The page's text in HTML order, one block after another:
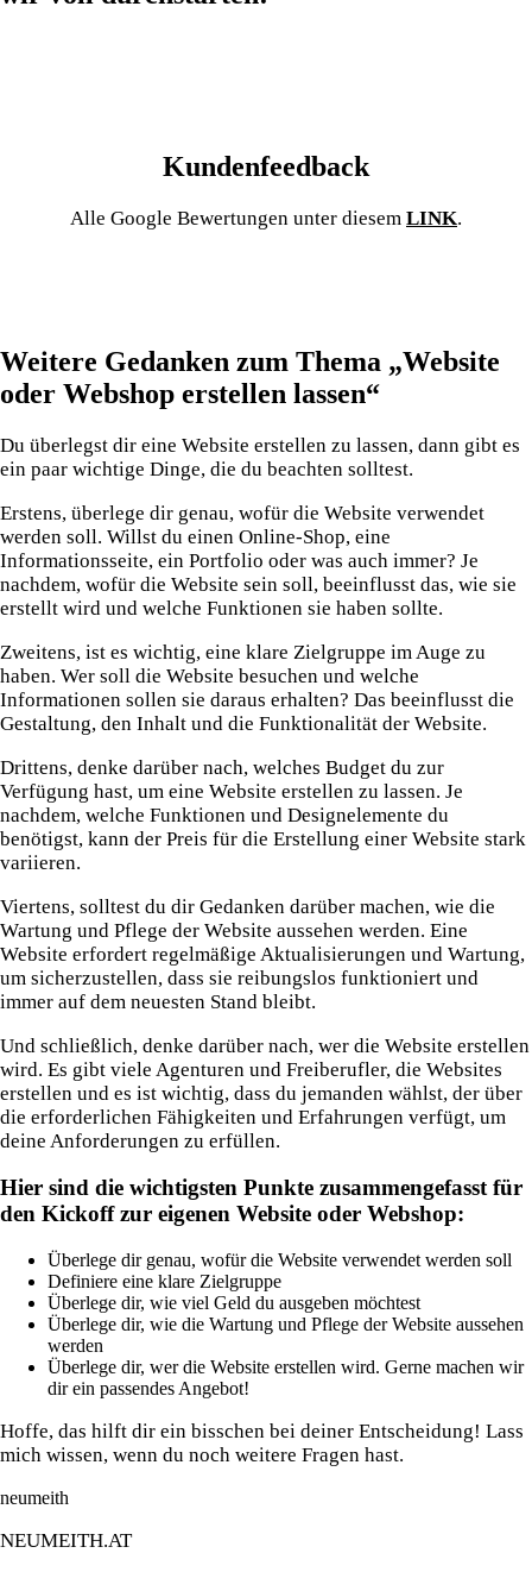
Kundenfeedback
Alle Google Bewertungen unter diesem LINK.
Weitere Gedanken zum Thema „Website
oder Webshop erstellen lassen“
Du überlegst dir eine Website erstellen zu lassen, dann gibt es
ein paar wichtige Dinge, die du beachten solltest.
Erstens, überlege dir genau, wofür die Website verwendet
werden soll. Willst du einen Online-Shop, eine
Informationsseite, ein Portfolio oder was auch immer? Je
nachdem, wofür die Website sein soll, beeinflusst das, wie sie
erstellt wird und welche Funktionen sie haben sollte.
Zweitens, ist es wichtig, eine klare Zielgruppe im Auge zu
haben. Wer soll die Website besuchen und welche
Informationen sollen sie daraus erhalten? Das beeinflusst die
Gestaltung, den Inhalt und die Funktionalität der Website.
Drittens, denke darüber nach, welches Budget du zur
Verfügung hast, um eine Website erstellen zu lassen. Je
nachdem, welche Funktionen und Designelemente du
benötigst, kann der Preis für die Erstellung einer Website stark
variieren.
Viertens, solltest du dir Gedanken darüber machen, wie die
Wartung und Pflege der Website aussehen werden. Eine
Website erfordert regelmäßige Aktualisierungen und Wartung,
um sicherzustellen, dass sie reibungslos funktioniert und
immer auf dem neuesten Stand bleibt.
Und schließlich, denke darüber nach, wer die Website erstellen
wird. Es gibt viele Agenturen und Freiberufler, die Websites
erstellen und es ist wichtig, dass du jemanden wählst, der über
die erforderlichen Fähigkeiten und Erfahrungen verfügt, um
deine Anforderungen zu erfüllen.
Hier sind die wichtigsten Punkte zusammengefasst für
den Kickoff zur eigenen Website oder Webshop:
Überlege dir genau, wofür die Website verwendet werden soll
Definiere eine klare Zielgruppe
Überlege dir, wie viel Geld du ausgeben möchtest
Überlege dir, wie die Wartung und Pflege der Website aussehen
werden
Überlege dir, wer die Website erstellen wird. Gerne machen wir
dir ein passendes Angebot!
Hoffe, das hilft dir ein bisschen bei deiner Entscheidung! Lass
mich wissen, wenn du noch weitere Fragen hast.
neumeith
NEUMEITH.AT